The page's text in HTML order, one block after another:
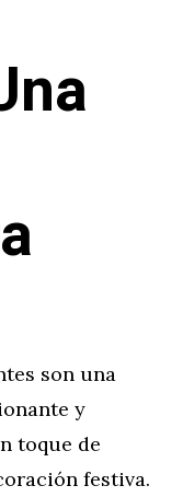
son una
y
toque de
festiva.